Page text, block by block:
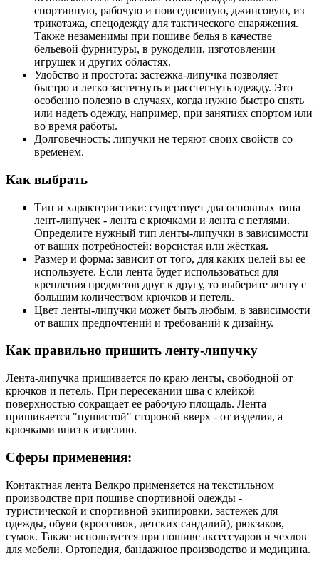
спортивную, рабочую и повседневную, джинсовую, из
трикотажа, спецодежду для тактического снаряжения.
Также незаменимы при пошиве белья в качестве
бельевой фурнитуры, в рукоделии, изготовлении
игрушек и других областях.
Удобство и простота: застежка-липучка позволяет
быстро и легко застегнуть и расстегнуть одежду. Это
особенно полезно в случаях, когда нужно быстро снять
или надеть одежду, например, при занятиях спортом или
во время работы.
Долговечность: липучки не теряют своих свойств со
временем.
Как выбрать
Тип и характеристики: существует два основных типа
лент-липучек - лента с крючками и лента с петлями.
Определите нужный тип ленты-липучки в зависимости
от ваших потребностей: ворсистая или жёсткая.
Размер и форма: зависит от того, для каких целей вы ее
используете. Если лента будет использоваться для
крепления предметов друг к другу, то выберите ленту с
большим количеством крючков и петель.
Цвет ленты-липучки может быть любым, в зависимости
от ваших предпочтений и требований к дизайну.
Как правильно пришить ленту-липучку
Лента-липучка пришивается по краю ленты, свободной от
крючков и петель. При пересекании шва с клейкой
поверхностью сокращает ее рабочую площадь. Лента
пришивается "пушистой" стороной вверх - от изделия, а
крючками вниз к изделию.
Сферы применения:
Контактная лента Велкро применяется на текстильном
производстве при пошиве спортивной одежды -
туристической и спортивной экипировки, застежек для
одежды, обуви (кроссовок, детских сандалий), рюкзаков,
сумок. Также используется при пошиве аксессуаров и чехлов
для мебели. Ортопедия, бандажное производство и медицина.